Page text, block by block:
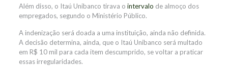
Além disso, o Itaú Unibanco tirava o intervalo de almoço dos
empregados, segundo o Ministério Público.
A indenização será doada a uma instituição, ainda não definida.
A decisão determina, ainda, que o Itaú Unibanco será multado
em R$ 10 mil para cada item descumprido, se voltar a praticar
essas irregularidades.